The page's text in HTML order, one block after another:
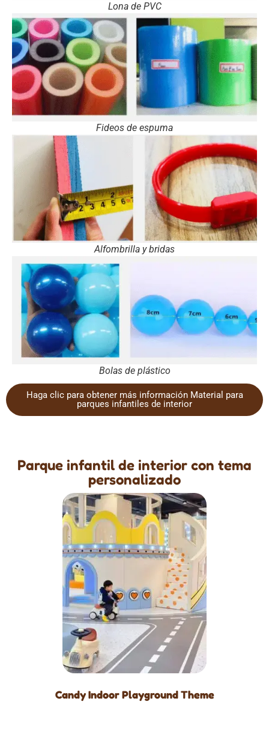
Lona de PVC
Fideos de espuma
Alfombrilla y bridas
Bolas de plástico
Haga clic para obtener más información Material para
parques infantiles de interior
Parque infantil de interior con tema
personalizado
Candy Indoor Playground Theme